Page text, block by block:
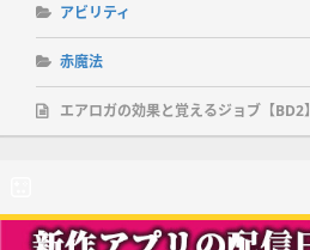
アビリティ
赤魔法
エアロガの効果と覚えるジョブ【BD2】